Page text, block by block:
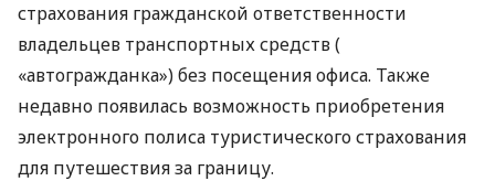
страхования гражданской ответственности
владельцев транспортных средств (
«автогражданка») без посещения офиса. Также
недавно появилась возможность приобретения
электронного полиса туристического страхования
для путешествия за границу.